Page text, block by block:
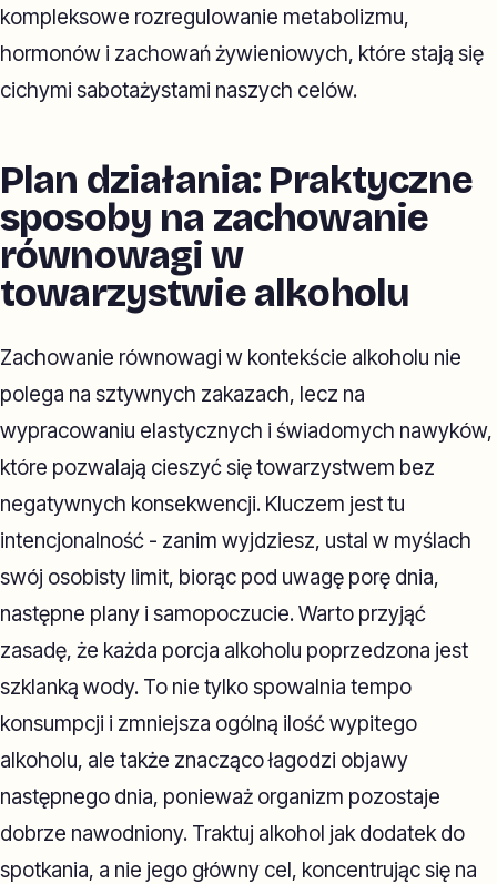
kompleksowe rozregulowanie metabolizmu,
hormonów i zachowań żywieniowych, które stają się
cichymi sabotażystami naszych celów.
Plan działania: Praktyczne
sposoby na zachowanie
równowagi w
towarzystwie alkoholu
Zachowanie równowagi w kontekście alkoholu nie
polega na sztywnych zakazach, lecz na
wypracowaniu elastycznych i świadomych nawyków,
które pozwalają cieszyć się towarzystwem bez
negatywnych konsekwencji. Kluczem jest tu
intencjonalność - zanim wyjdziesz, ustal w myślach
swój osobisty limit, biorąc pod uwagę porę dnia,
następne plany i samopoczucie. Warto przyjąć
zasadę, że każda porcja alkoholu poprzedzona jest
szklanką wody. To nie tylko spowalnia tempo
konsumpcji i zmniejsza ogólną ilość wypitego
alkoholu, ale także znacząco łagodzi objawy
następnego dnia, ponieważ organizm pozostaje
dobrze nawodniony. Traktuj alkohol jak dodatek do
spotkania, a nie jego główny cel, koncentrując się na